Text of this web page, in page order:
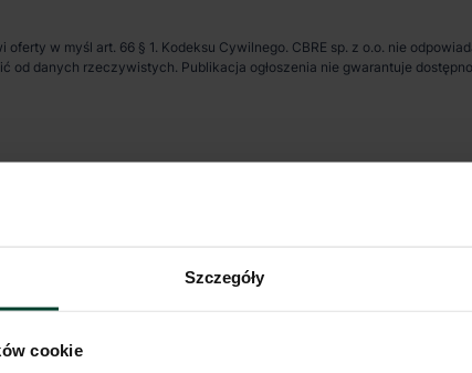
Szczegóły
cookie
w myśl art. 66 § 1. Kodeksu Cywilnego. CBRE sp. z o.o. nie
od danych rzeczywistych. Publikacja ogłoszenia nie gwarantuje